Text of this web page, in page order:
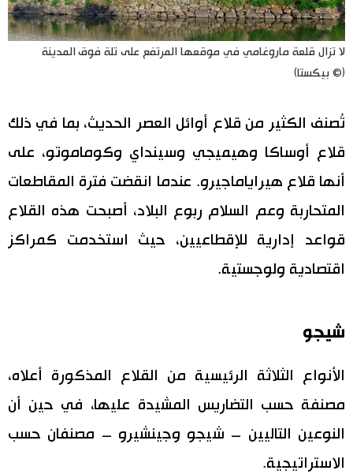
لا تزال قلعة ماروغامي في موقعها المرتفع على تلة فوق المدينة
(© بيكستا)
تُصنف الكثير من قلاع أوائل العصر الحديث، بما في ذلك
قلاع أوساكا وهيميجي وسينداي وكوماموتو، على
أنها قلاع هيراياماجيرو. عندما انقضت فترة المقاطعات
المتحاربة وعم السلام ربوع البلاد، أصبحت هذه القلاع
قواعد إدارية للإقطاعيين، حيث استخدمت كمراكز
اقتصادية ولوجستية.
شيجو
الأنواع الثلاثة الرئيسية من القلاع المذكورة أعلاه،
مصنفة حسب التضاريس المشيدة عليها، في حين أن
النوعين التاليين – شيجو وجينشيرو – مصنفان حسب
الاستراتيجية.